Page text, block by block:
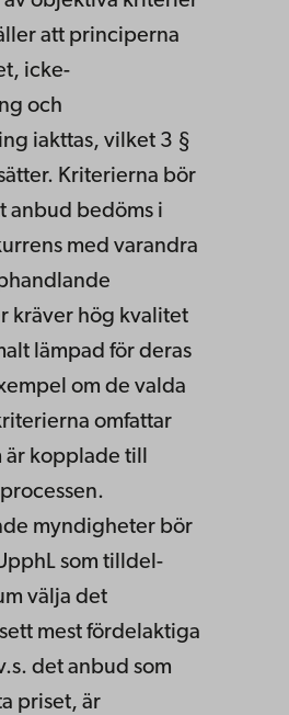
att princi­perna
icke-
och
iakttas, vilket 3 §
Kriterierna bör
anbud bedöms i
med varandra
kräver hög kvalitet
lämpad för deras
om de valda
omfattar
kopplade till
myndigheter bör
som tilldel­
välja det
mest fördelaktiga
det anbud som
priset, är